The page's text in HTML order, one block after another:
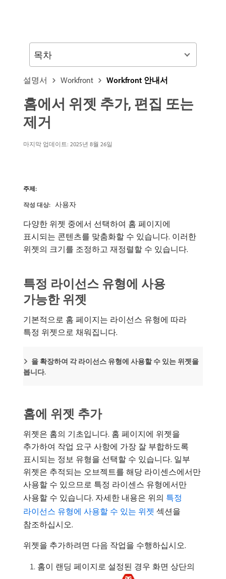
설명서 Workfront Workfront 안내서
홈에서 위젯 추가, 편집 또는
제거
마지막 업데이트: 2025년 8월 26일
주제:
작성 대상: 사용자
다양한 위젯 중에서 선택하여 홈 페이지에
표시되는 콘텐츠를 맞춤화할 수 있습니다. 이러한
위젯의 크기를 조정하고 재정렬할 수 있습니다.
특정 라이선스 유형에 사용
가능한 위젯
기본적으로 홈 페이지는 라이선스 유형에 따라
특정 위젯으로 채워집니다.
을 확장하여 각 라이선스 유형에 사용할 수 있는 위젯을
봅니다.
홈에 위젯 추가
위젯은 홈의 기초입니다. 홈 페이지에 위젯을
추가하여 작업 요구 사항에 가장 잘 부합하도록
표시되는 정보 유형을 선택할 수 있습니다. 일부
위젯은 추적되는 오브젝트를 해당 라이센스에서만
사용할 수 있으므로 특정 라이센스 유형에서만
사용할 수 있습니다. 자세한 내용은 위의 특정
라이선스 유형에 사용할 수 있는 위젯 섹션을
참조하십시오.
위젯을 추가하려면 다음 작업을 수행하십시오.
홈이 랜딩 페이지로 설정된 경우 화면 상단의
목차